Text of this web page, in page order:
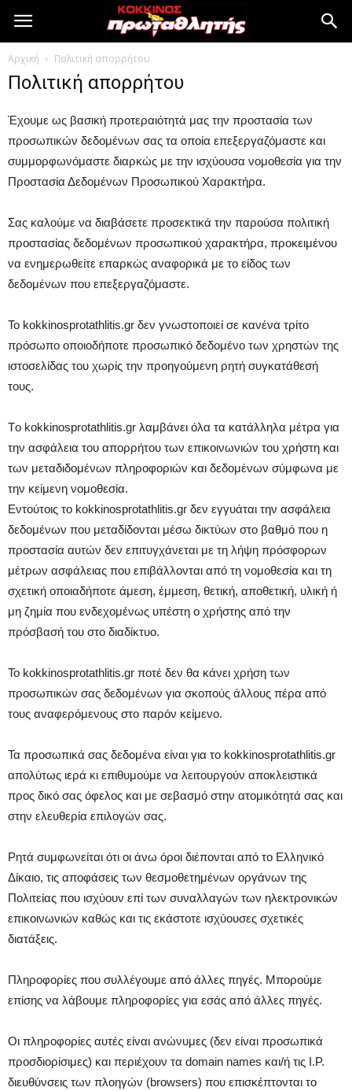
Αρχική Πολιτική απορρήτου
Πολιτική απορρήτου
Έχουμε ως βασική προτεραιότητά μας την προστασία των
προσωπικών δεδομένων σας τα οποία επεξεργαζόμαστε και
συμμορφωνόμαστε διαρκώς με την ισχύουσα νομοθεσία για την
Προστασία Δεδομένων Προσωπικού Χαρακτήρα.
Σας καλούμε να διαβάσετε προσεκτικά την παρούσα πολιτική
προστασίας δεδομένων προσωπικού χαρακτήρα, προκειμένου
να ενημερωθείτε επαρκώς αναφορικά με το είδος των
δεδομένων που επεξεργαζόμαστε.
Το kokkinosprotathlitis.gr δεν γνωστοποιεί σε κανένα τρίτο
πρόσωπο οποιοδήποτε προσωπικό δεδομένο των χρηστών της
ιστοσελίδας του χωρίς την προηγούμενη ρητή συγκατάθεσή
τους.
Tο kokkinosprotathlitis.gr λαμβάνει όλα τα κατάλληλα μέτρα για
την ασφάλεια του απορρήτου των επικοινωνιών του χρήστη και
των μεταδιδομένων πληροφοριών και δεδομένων σύμφωνα με
την κείμενη νομοθεσία.
Εντούτοις το kokkinosprotathlitis.gr δεν εγγυάται την ασφάλεια
δεδομένων που μεταδίδονται μέσω δικτύων στο βαθμό που η
προστασία αυτών δεν επιτυγχάνεται με τη λήψη πρόσφορων
μέτρων ασφάλειας που επιβάλλονται από τη νομοθεσία και τη
σχετική οποιαδήποτε άμεση, έμμεση, θετική, αποθετική, υλική ή
μη ζημία που ενδεχομένως υπέστη ο χρήστης από την
πρόσβασή του στο διαδίκτυο.
Το kokkinosprotathlitis.gr ποτέ δεν θα κάνει χρήση των
προσωπικών σας δεδομένων για σκοπούς άλλους πέρα από
τους αναφερόμενους στο παρόν κείμενο.
Τα προσωπικά σας δεδομένα είναι για το kokkinosprotathlitis.gr
απολύτως ιερά κι επιθυμούμε να λειτουργούν αποκλειστικά
προς δικό σας όφελος και με σεβασμό στην ατομικότητά σας και
στην ελευθερία επιλογών σας.
Ρητά συμφωνείται ότι οι άνω όροι διέπονται από το Ελληνικό
Δίκαιο, τις αποφάσεις των θεσμοθετημένων οργάνων της
Πολιτείας που ισχύουν επί των συναλλαγών των ηλεκτρονικών
επικοινωνιών καθώς και τις εκάστοτε ισχύουσες σχετικές
διατάξεις.
Πληροφορίες που συλλέγουμε από άλλες πηγές. Μπορούμε
επίσης να λάβουμε πληροφορίες για εσάς από άλλες πηγές.
Οι πληροφορίες αυτές είναι ανώνυμες (δεν είναι προσωπικά
προσδιορίσιμες) και περιέχουν τα domain names και/ή τις I.P.
διευθύνσεις των πλοηγών (browsers) που επισκέπτονται το